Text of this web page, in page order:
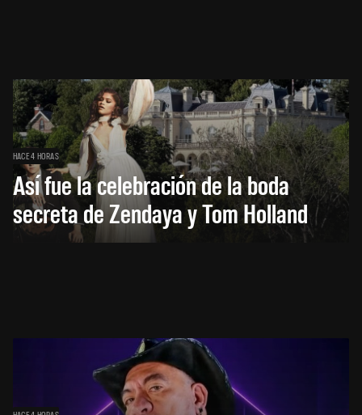
HACE 4 HORAS
Así fue la celebración de la boda
secreta de Zendaya y Tom Holland